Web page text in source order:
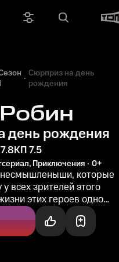
Сюрприз на день
рождения
день рождения
КП 7.5
Приключения 0+
которые
всех зрителей этого
этих героев одно
за другим...